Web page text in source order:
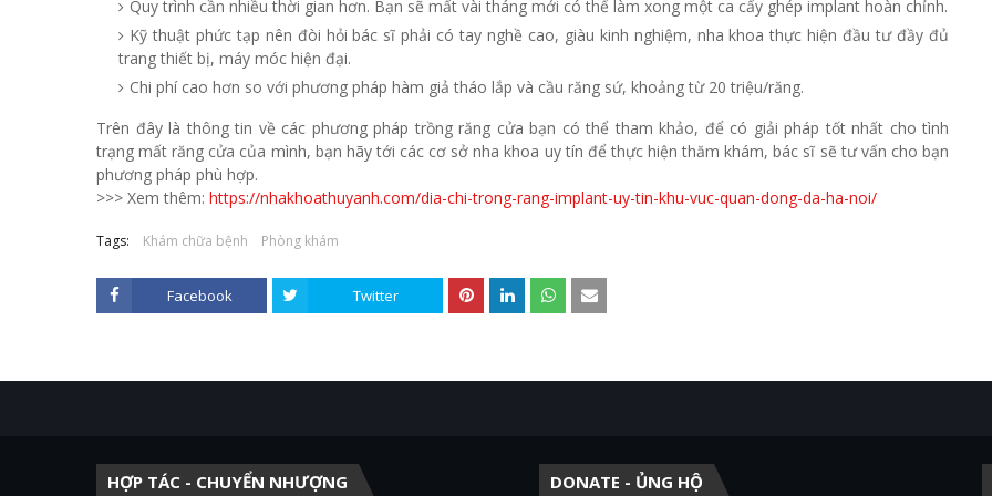
Quy trình cần nhiều thời gian hơn. Bạn sẽ mất vài tháng mới có thể làm xong một ca cấy ghép implant hoàn chỉnh.
Kỹ thuật phức tạp nên đòi hỏi bác sĩ phải có tay nghề cao, giàu kinh nghiệm, nha khoa thực hiện đầu tư đầy đủ
trang thiết bị, máy móc hiện đại.
Chi phí cao hơn so với phương pháp hàm giả tháo lắp và cầu răng sứ, khoảng từ 20 triệu/răng.
Trên đây là thông tin về các phương pháp trồng răng cửa bạn có thể tham khảo, để có giải pháp tốt nhất cho tình
trạng mất răng cửa của mình, bạn hãy tới các cơ sở nha khoa uy tín để thực hiện thăm khám, bác sĩ sẽ tư vấn cho bạn
phương pháp phù hợp.
>>> Xem thêm: https://nhakhoathuyanh.com/dia-chi-trong-rang-implant-uy-tin-khu-vuc-quan-dong-da-ha-noi/
Tags: Khám chữa bệnh Phòng khám
Facebook Twitter
HỢP TÁC - CHUYỂN NHƯỢNG DONATE - ỦNG HỘ